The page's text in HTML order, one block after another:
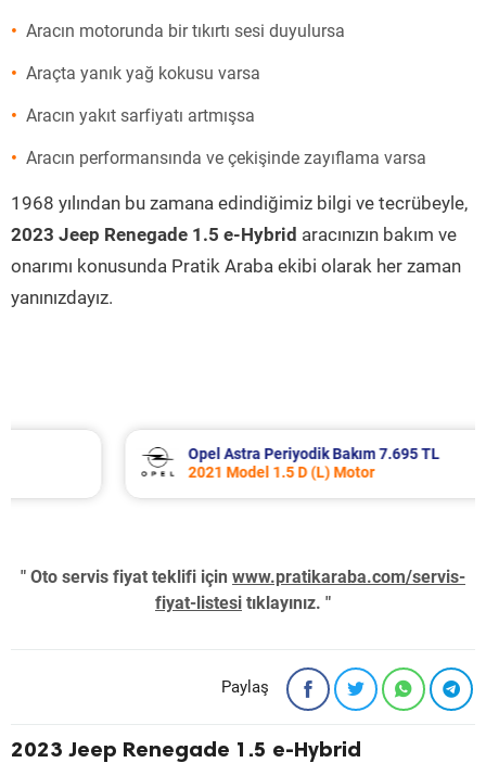
Aracın motorunda bir tıkırtı sesi duyulursa
Araçta yanık yağ kokusu varsa
Aracın yakıt sarfiyatı artmışsa
Aracın performansında ve çekişinde zayıflama varsa
1968 yılından bu zamana edindiğimiz bilgi ve tecrübeyle,
2023 Jeep Renegade 1.5 e-Hybrid aracınızın bakım ve
onarımı konusunda Pratik Araba ekibi olarak her zaman
yanınızdayız.
Opel Astra Periyodik Bakım 7.695 TL
2021 Model 1.5 D (L) Motor
" Oto servis fiyat teklifi için www.pratikaraba.com/servis-
fiyat-listesi tıklayınız. "
Paylaş
2023 Jeep Renegade 1.5 e-Hybrid